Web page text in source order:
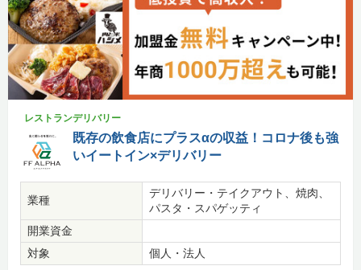
レストランデリバリー
既存の飲食店にプラスαの収益！コロナ後も強
いイートイン×デリバリー
業種
デリバリー・テイクアウト、焼肉、
パスタ・スパゲッティ
開業資金
対象
個人・法人